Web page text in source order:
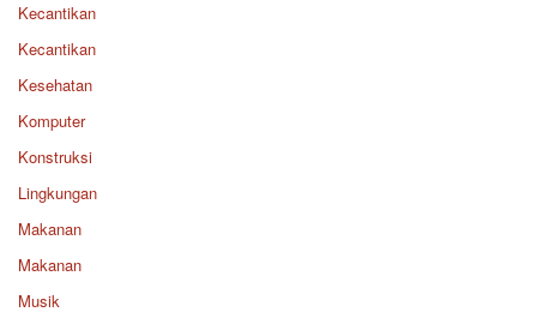
Kecantikan
Kecantikan
Kesehatan
Komputer
Konstruksi
Lingkungan
Makanan
Makanan
Musik